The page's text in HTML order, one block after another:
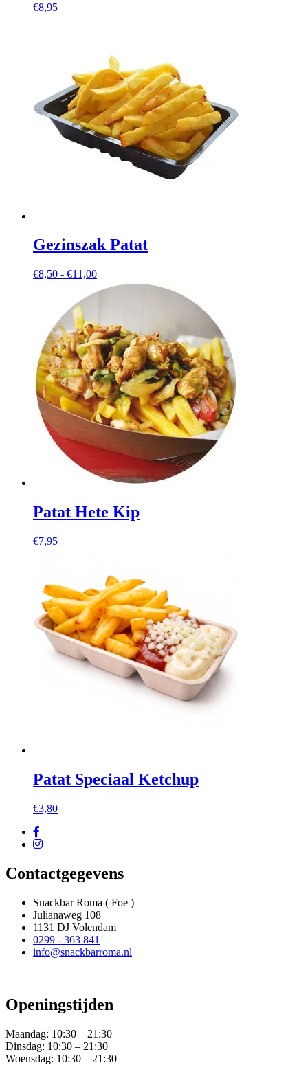
€8,95
Gezinszak Patat
€8,50 - €11,00Prijsklasse:
€8,50
Patat Hete Kip
€7,95
Patat Speciaal Ketchup
€3,80
Contactgegevens
Snackbar Roma ( Foe )
Julianaweg 108
1131 DJ Volendam
0299 - 363 841
info@snackbarroma.nl
Openingstijden
Maandag: 10:30 – 21:30
Dinsdag: 10:30 – 21:30
Woensdag: 10:30 – 21:30